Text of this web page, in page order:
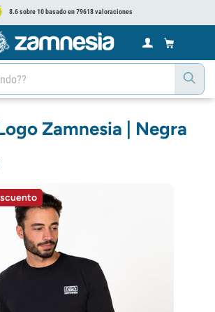
8.6 sobre 10 basado en 79618 valoraciones
Zamnesia | Negra